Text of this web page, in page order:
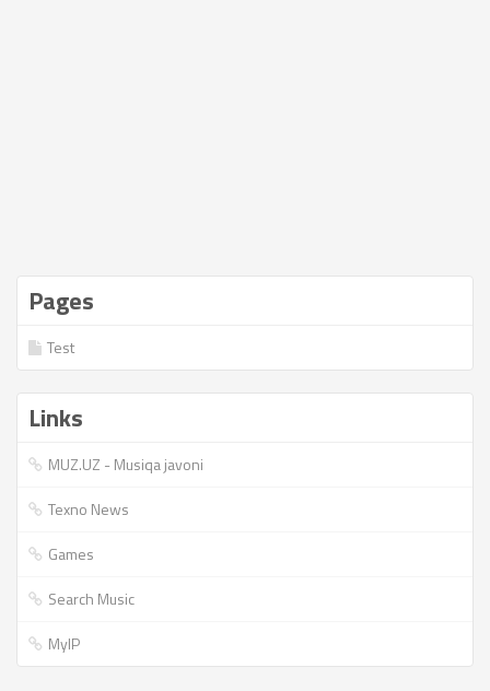
Pages
Test
Links
MUZ.UZ - Musiqa javoni
Texno News
Games
Search Music
MyIP